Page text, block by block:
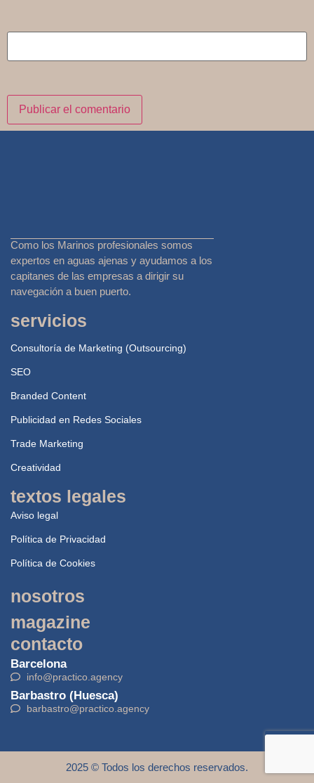
Como los Marinos profesionales somos
expertos en aguas ajenas y ayudamos a los
capitanes de las empresas a dirigir su
navegación a buen puerto.
servicios
Consultoría de Marketing (Outsourcing)
SEO
Branded Content
Publicidad en Redes Sociales
Trade Marketing
Creatividad
Aviso legal
Política de Privacidad
Política de Cookies
nosotros
magazine
textos legales
contacto
Barcelona
info@practico.agency
Barbastro (Huesca)
barbastro@practico.agency
2025 © Todos los derechos reservados.